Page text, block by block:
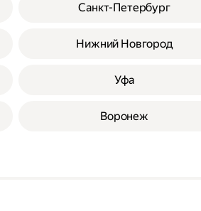
Санкт-Петербург
Нижний Новгород
Уфа
Воронеж